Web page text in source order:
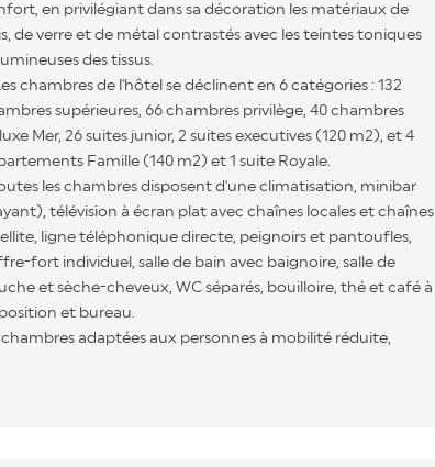
en privilégiant dans sa décoration les matériaux de
de verre et de métal contrastés avec les teintes toniques
des tissus.
chambres de l'hôtel se déclinent en 6 catégories : 132
supérieures, 66 chambres privilège, 40 chambres
Mer, 26 suites junior, 2 suites executives (120 m2), et 4
Famille (140 m2) et 1 suite Royale.
les chambres disposent d'une climatisation, minibar
télévision à écran plat avec chaînes locales et chaînes
ligne téléphonique directe, peignoirs et pantoufles,
fort individuel, salle de bain avec baignoire, salle de
et sèche-cheveux, WC séparés, bouilloire, thé et café à
et bureau.
adaptées aux personnes à mobilité réduite,